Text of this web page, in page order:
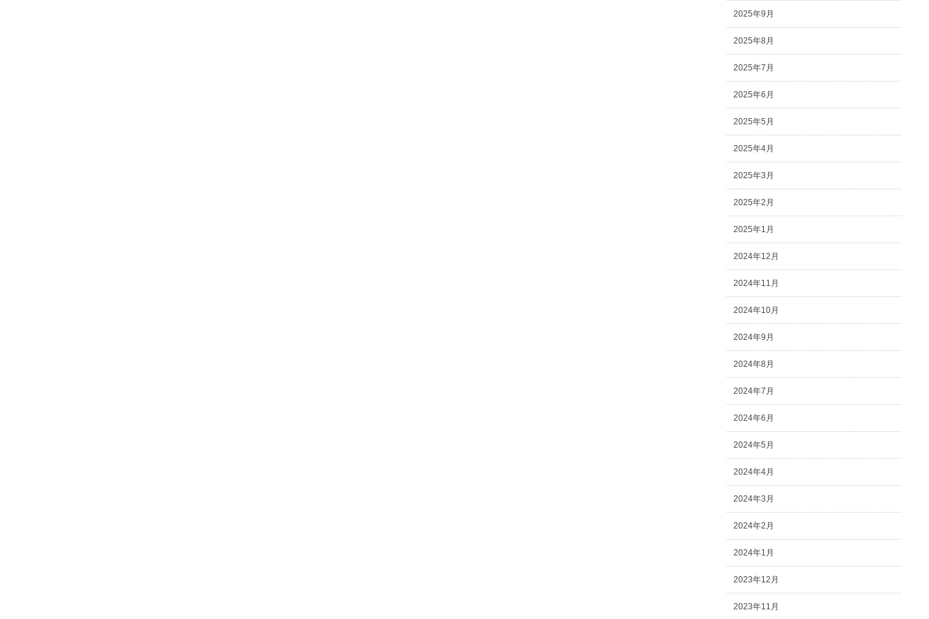
2025年9月
2025年8月
2025年7月
2025年6月
2025年5月
2025年4月
2025年3月
2025年2月
2025年1月
2024年12月
2024年11月
2024年10月
2024年9月
2024年8月
2024年7月
2024年6月
2024年5月
2024年4月
2024年3月
2024年2月
2024年1月
2023年12月
2023年11月